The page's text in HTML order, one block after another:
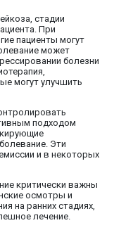
стадии
При
пациенты могут
может
болезни
могут улучшить
подходом
Эти
и в некоторых
критически важны
осмотры и
на ранних стадиях,
лечение.